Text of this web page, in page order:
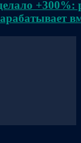
+300%: